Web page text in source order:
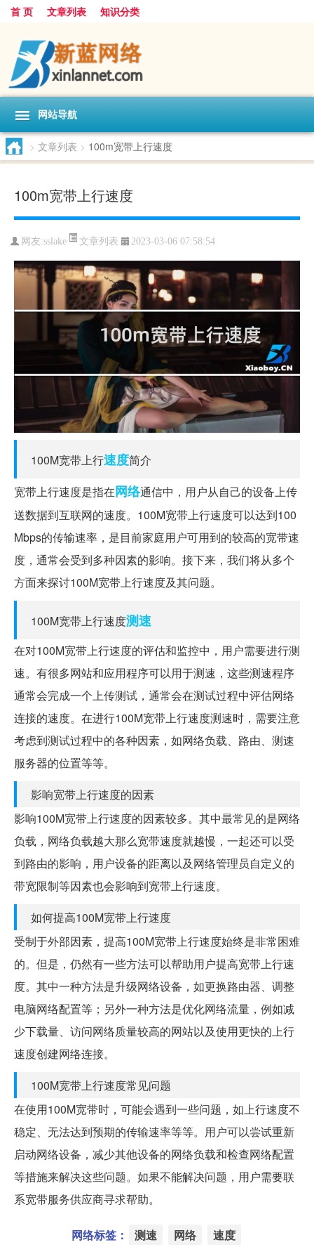
首 页 文章列表 知识分类
网站导航
> 文章列表 > 100m宽带上行速度
100m宽带上行速度
网友:sslake 文章列表 2023-03-06 07:58:54
100M宽带上行速度简介
宽带上行速度是指在网络通信中，用户从自己的设备上传
送数据到互联网的速度。100M宽带上行速度可以达到100
Mbps的传输速率，是目前家庭用户可用到的较高的宽带速
度，通常会受到多种因素的影响。接下来，我们将从多个
方面来探讨100M宽带上行速度及其问题。
100M宽带上行速度测速
在对100M宽带上行速度的评估和监控中，用户需要进行测
速。有很多网站和应用程序可以用于测速，这些测速程序
通常会完成一个上传测试，通常会在测试过程中评估网络
连接的速度。在进行100M宽带上行速度测速时，需要注意
考虑到测试过程中的各种因素，如网络负载、路由、测速
服务器的位置等等。
影响宽带上行速度的因素
影响100M宽带上行速度的因素较多。其中最常见的是网络
负载，网络负载越大那么宽带速度就越慢，一起还可以受
到路由的影响，用户设备的距离以及网络管理员自定义的
带宽限制等因素也会影响到宽带上行速度。
如何提高100M宽带上行速度
受制于外部因素，提高100M宽带上行速度始终是非常困难
的。但是，仍然有一些方法可以帮助用户提高宽带上行速
度。其中一种方法是升级网络设备，如更换路由器、调整
电脑网络配置等；另外一种方法是优化网络流量，例如减
少下载量、访问网络质量较高的网站以及使用更快的上行
速度创建网络连接。
100M宽带上行速度常见问题
在使用100M宽带时，可能会遇到一些问题，如上行速度不
稳定、无法达到预期的传输速率等等。用户可以尝试重新
启动网络设备，减少其他设备的网络负载和检查网络配置
等措施来解决这些问题。如果不能解决问题，用户需要联
系宽带服务供应商寻求帮助。
网络标签： 测速 网络 速度